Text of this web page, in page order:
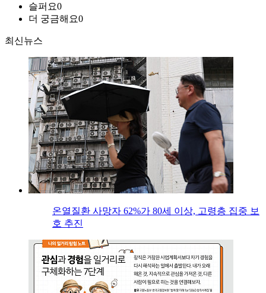
슬퍼요0
더 궁금해요0
최신뉴스
온열질환 사망자 62%가 80세 이상, 고령층 집중 보
호 추진